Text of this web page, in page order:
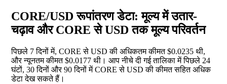
CORE/USD रूपांतरण डेटा: मूल्य में उतार-
चढ़ाव और CORE से USD तक मूल्य परिवर्तन
पिछले 7 दिनों में, CORE से USD की अधिकतम कीमत $0.0235 थी,
और न्यूनतम कीमत $0.0177 थी। आप नीचे दी गई तालिका में पिछले 24
घंटों, 30 दिनों और 90 दिनों में CORE से USD की कीमत सहित अधिक
डेटा देख सकते हैं।